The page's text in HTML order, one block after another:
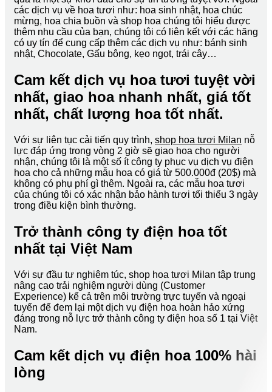
các dịch vụ về hoa tươi như: hoa sinh nhật, hoa chúc
mừng, hoa chia buồn và shop hoa chúng tôi hiểu được
thêm nhu cầu của bạn, chúng tôi có liên kết với các hãng
có uy tín để cung cấp thêm các dịch vụ như: bánh sinh
nhật, Chocolate, Gấu bông, kẹo ngọt, trái cây…
Cam kết dịch vụ hoa tươi tuyệt vời
nhất, giao hoa nhanh nhất, giá tốt
nhất, chất lượng hoa tốt nhất.
Với sự liên tục cải tiến quy trình, shop hoa tươi Milan nỗ
lực đáp ứng trong vòng 2 giờ sẽ giao hoa cho người
nhận, chúng tôi là một số ít công ty phục vụ dịch vụ điện
hoa cho cả những mẫu hoa có giá từ 500.000đ (20$) mà
không có phụ phí gì thêm. Ngoài ra, các mẫu hoa tươi
của chúng tôi có xác nhận bảo hành tươi tối thiểu 3 ngày
trong điều kiện bình thường.
Trở thành công ty điện hoa tốt
nhất tại Việt Nam
Với sự đầu tư nghiêm túc, shop hoa tươi Milan tập trung
nâng cao trải nghiệm người dùng (Customer
Experience) kể cả trên môi trường trực tuyến và ngoại
tuyến để đem lại một dịch vụ điện hoa hoàn hảo xứng
đáng trong nỗ lực trở thành công ty điện hoa số 1 tại Việt
Nam.
Cam kết dịch vụ điện hoa 100% hài
lòng